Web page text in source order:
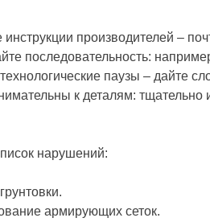
инструкции производителей –
последовательность:
паузы – дайте
к деталям:
нарушений:
армирующих сеток.